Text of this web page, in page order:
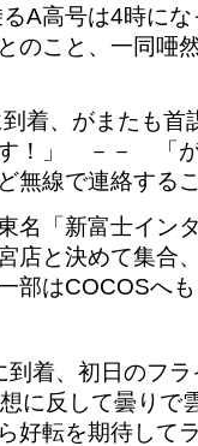
A高号は4時に
のこと、一同
着、がまたも
！」 －－ 「
無線で連絡する
名「新富士イン
店と決めて集合
部はCOCOSへ
着、初日のフ
に反して曇り
好転を期待して